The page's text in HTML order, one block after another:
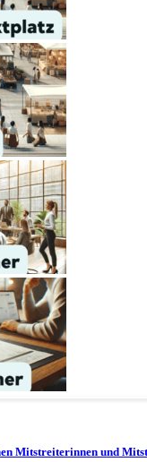
Mitstreiterinnen und